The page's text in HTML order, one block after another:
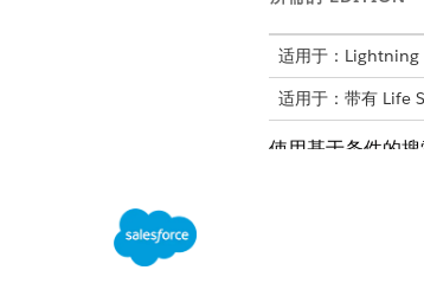
适用于：Lightning
适用于：带有 Life
使用基于条件的
站点选择控制台
程序，通过将